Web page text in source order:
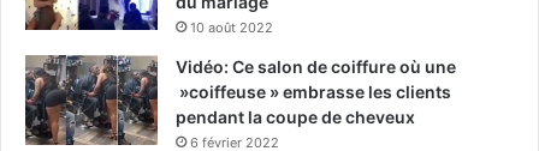
10 août 2022
Vidéo: Ce salon de coiffure où une
»coiffeuse » embrasse les clients
pendant la coupe de cheveux
6 février 2022